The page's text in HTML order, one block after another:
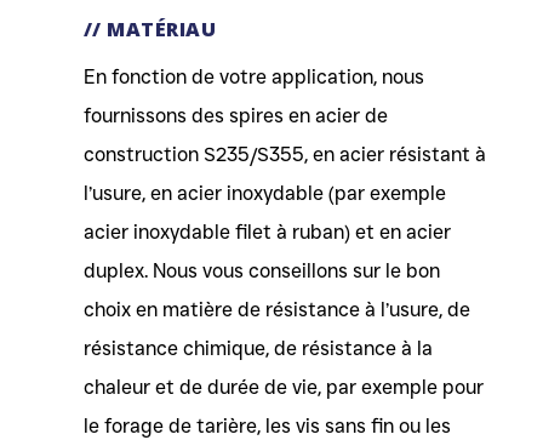
// MATÉRIAU
En fonction de votre application, nous
fournissons des spires en acier de
construction S235/S355, en acier résistant à
l’usure, en acier inoxydable (par exemple
acier inoxydable filet à ruban) et en acier
duplex. Nous vous conseillons sur le bon
choix en matière de résistance à l’usure, de
résistance chimique, de résistance à la
chaleur et de durée de vie, par exemple pour
le forage de tarière, les vis sans fin ou les